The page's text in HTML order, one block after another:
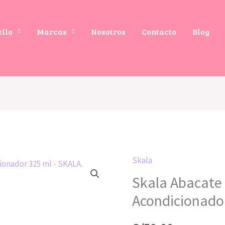
Marcas Nosotros Contacto
Blog
Skala
Skala